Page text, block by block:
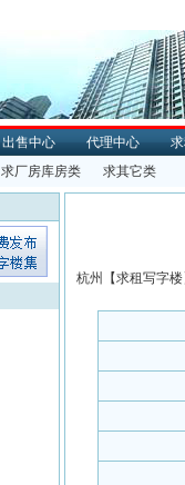
出售中心 代理中心
求厂房库房类 求其它类
杭州【求租写字